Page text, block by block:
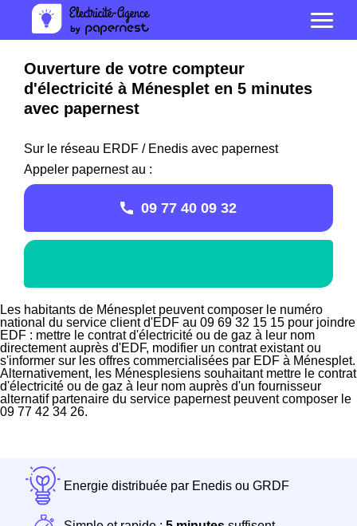
Ouverture de votre compteur
d'électricité à Ménesplet en 5 minutes
avec papernest
Sur le réseau ERDF / Enedis avec papernest
Appeler papernest au :
09 77 40 09 32
Les habitants de Ménesplet peuvent composer le numéro
national du service client d'EDF au 09 69 32 15 15 pour joindre
EDF : mettre le contrat d'électricité ou de gaz à leur nom
directement auprès d'EDF, modifier un contrat existant ou
s'informer sur les offres commercialisées par EDF à Ménesplet.
Alternativement, les Ménesplesiens souhaitant mettre le contrat
d'électricité ou de gaz à leur nom auprès d'un fournisseur
alternatif partenaire du service papernest peuvent composer le
09 77 42 34 26.
Energie distribuée par Enedis ou GRDF